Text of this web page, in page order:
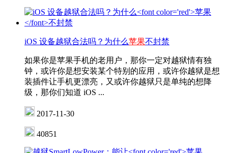
iOS 设备越狱合法吗？为什么苹果不封禁
如果你是苹果手机的老用户，那你一定对越狱情有独
钟，或许你是想安装某个特别的应用，或许你越狱是想
装插件让手机更漂亮，又或许你越狱只是单纯的想降
级，那你们知道 iOS ...
2017-11-30
40851